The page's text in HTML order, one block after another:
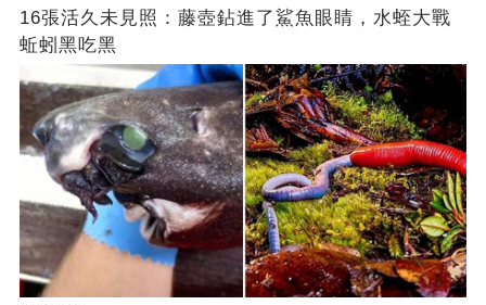
16張活久未見照：藤壺鉆進了鯊魚眼睛，水蛭大戰
蚯蚓黑吃黑